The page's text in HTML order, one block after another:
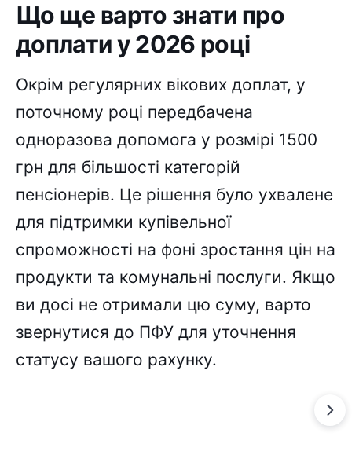
Що ще варто знати про
доплати у 2026 році
Окрім регулярних вікових доплат, у
поточному році передбачена
одноразова допомога у розмірі 1500
грн для більшості категорій
пенсіонерів. Це рішення було ухвалене
для підтримки купівельної
спроможності на фоні зростання цін на
продукти та комунальні послуги. Якщо
ви досі не отримали цю суму, варто
звернутися до ПФУ для уточнення
статусу вашого рахунку.